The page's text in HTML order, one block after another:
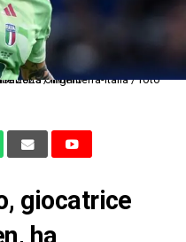
Sport nella foto: Elisabetta Oliviero
giocatrice
ha